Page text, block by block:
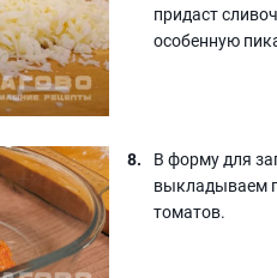
придаст
особенную
В форму для
выкладываем
томатов.